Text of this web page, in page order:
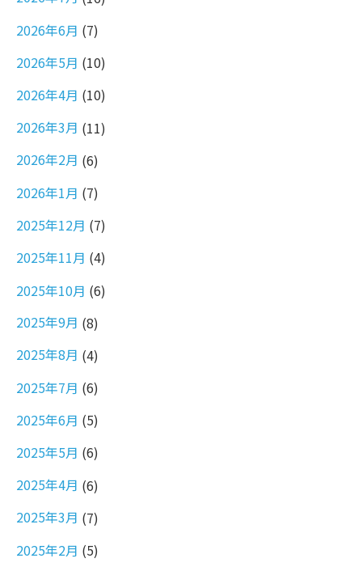
2026年6月 (7)
2026年5月 (10)
2026年4月 (10)
2026年3月 (11)
2026年2月 (6)
2026年1月 (7)
2025年12月 (7)
2025年11月 (4)
2025年10月 (6)
2025年9月 (8)
2025年8月 (4)
2025年7月 (6)
2025年6月 (5)
2025年5月 (6)
2025年4月 (6)
2025年3月 (7)
2025年2月 (5)